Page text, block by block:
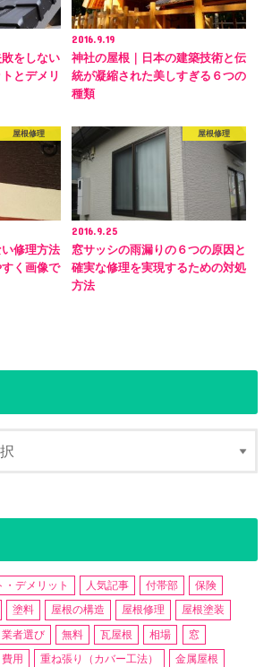
をしない
とデメリ
2016.9.19
神社の屋根｜日本の建築技術と伝
統が凝縮された美しすぎる６つの
種類
屋根修理
修理方法
く画像で
屋根修理
2016.9.25
窓サッシの雨漏りの６つの原因と
確実な修理を実現するための対処
方法
・デメリット 人気記事 付帯部
保険
塗料 屋根の構造 屋根修理
屋根塗装
業者選び 無料 瓦屋根 相場
窓
費用 重ね張り（カバー工法）
金属屋根